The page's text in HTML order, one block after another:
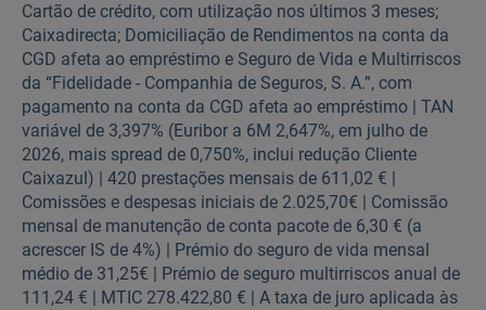
Cartão de crédito, com utilização nos últimos 3 meses;
Caixadirecta; Domiciliação de Rendimentos na conta da
CGD afeta ao empréstimo e Seguro de Vida e Multirriscos
da “Fidelidade - Companhia de Seguros, S. A.”, com
pagamento na conta da CGD afeta ao empréstimo | TAN
variável de 3,397% (Euribor a 6M 2,647%, em julho de
2026, mais spread de 0,750%, inclui redução Cliente
Caixazul) | 420 prestações mensais de 611,02 € |
Comissões e despesas iniciais de 2.025,70€ | Comissão
mensal de manutenção de conta pacote de 6,30 € (a
acrescer IS de 4%) | Prémio do seguro de vida mensal
médio de 31,25€ | Prémio de seguro multirriscos anual de
111,24 € | MTIC 278.422,80 € | A taxa de juro aplicada às